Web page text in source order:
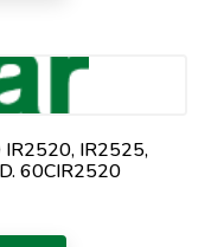
IR2520, IR2525,
60CIR2520